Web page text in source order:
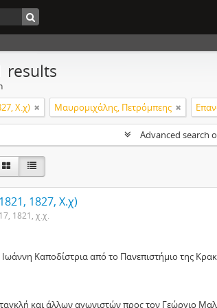
results
Χ.χ) Μαυρομιχάλης, Πετρόμπεης
Advanced search
1827, Χ.χ)
1821, χ.χ.
Καποδίστρια από το Πανεπιστήμιο της
και άλλων αγωνιστών προς τον Γεώργιο